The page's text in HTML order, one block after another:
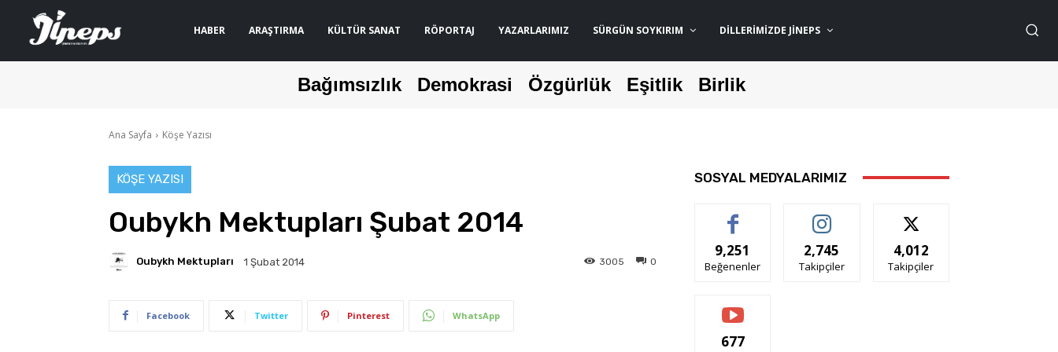
HABER ARAŞTIRMA KÜLTÜR SANAT RÖPORTAJ YAZARLARIMIZ SÜRGÜN SOYKIRIM DILLERIMIZDE JİNEPS
Bağımsızlık Demokrasi Özgürlük Eşitlik Birlik
Ana Sayfa Köşe Yazısı
KÖŞE YAZISI
Oubykh Mektupları Şubat 2014
Oubykh Mektupları 1 Şubat 2014 0
3005
Facebook Twitter Pinterest WhatsApp
SOSYAL MEDYALARIMIZ
9,251
Beğenenler
2,745
Takipçiler
4,012
Takipçiler
677